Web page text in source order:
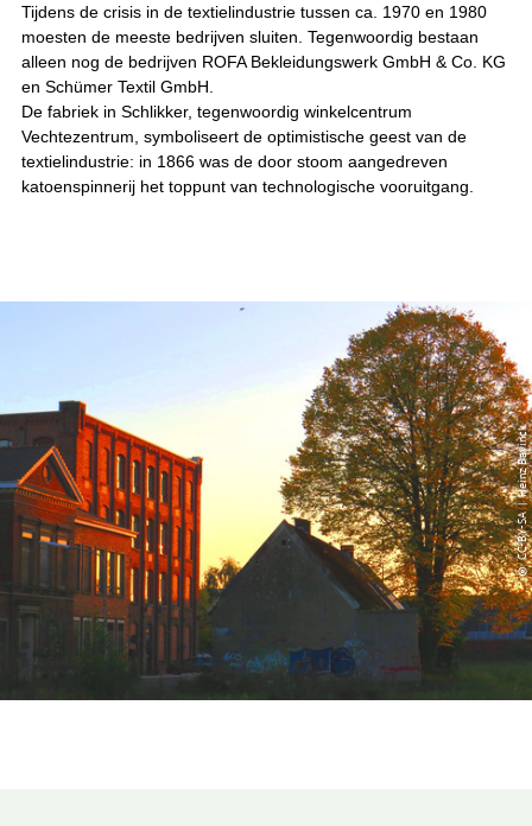
Tijdens de crisis in de textielindustrie tussen ca. 1970 en 1980
moesten de meeste bedrijven sluiten. Tegenwoordig bestaan
alleen nog de bedrijven ROFA Bekleidungswerk GmbH & Co. KG
en Schümer Textil GmbH.
De fabriek in Schlikker, tegenwoordig winkelcentrum
Vechtezentrum, symboliseert de optimistische geest van de
textielindustrie: in 1866 was de door stoom aangedreven
katoenspinnerij het toppunt van technologische vooruitgang.
© CC-BY-SA | Heinz Bavinck